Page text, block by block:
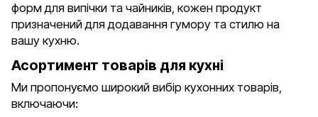
форм для випічки та чайників, кожен продукт
призначений для додавання гумору та стилю на
вашу кухню.
Асортимент товарів для кухні
Ми пропонуємо широкий вибір кухонних товарів,
включаючи: